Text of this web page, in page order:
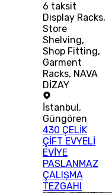
6 taksit
Display Racks,
Store
Shelving,
Shop Fitting,
Garment
Racks, NAVA
DİZAY
İstanbul ,
Güngören
430 ÇELİK
ÇİFT EVYELİ
EVİYE
PASLANMAZ
ÇALIŞMA
TEZGAHI